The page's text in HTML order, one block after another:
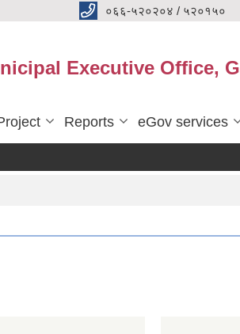
०६६-५२०२०४ / ५२०१५०
Executive Office,
Reports eGov services